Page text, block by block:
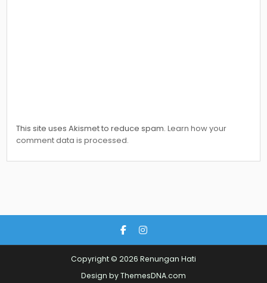
This site uses Akismet to reduce spam.Learn how your
comment data is processed.
Copyright © 2026 Renungan Hati
Design by ThemesDNA.com